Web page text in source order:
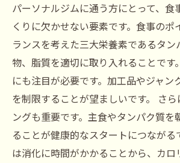
パーソナルジムに通う方にとって、食
くりに欠かせない要素です。食事のポ
ランスを考えた三大栄養素であるタン
物、脂質を適切に取り入れることです
にも注目が必要です。加工品やジャン
を制限することが望ましいです。 さ
ングも重要です。主食やタンパク質を
ることが健康的なスタートにつながる
は消化に時間がかかることから、カロ